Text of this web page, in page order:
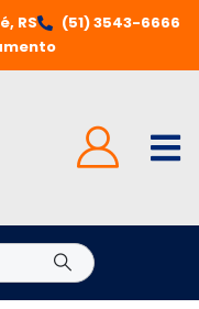
RS
(51) 3543-6666